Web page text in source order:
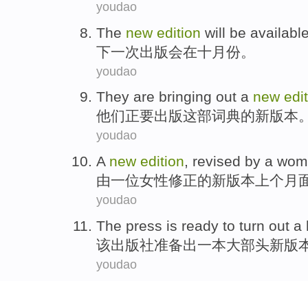
youdao
The new edition will be
下一次出版会在十月份。
youdao
They are bringing out a new
他们正要出版这部词典的新版本
youdao
A new edition, revised by a
由一位女性修正的新版本 上个月
youdao
The press is ready to turn out a
该出版社准备出一本大部头新版
youdao